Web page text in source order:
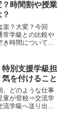
時間割や授業
楽？大変？今回
常学級との比較や
時間についてま
特別支援学級担
を付けること
、どのような仕事
童が登校⇒交流学
学級へ送り出す